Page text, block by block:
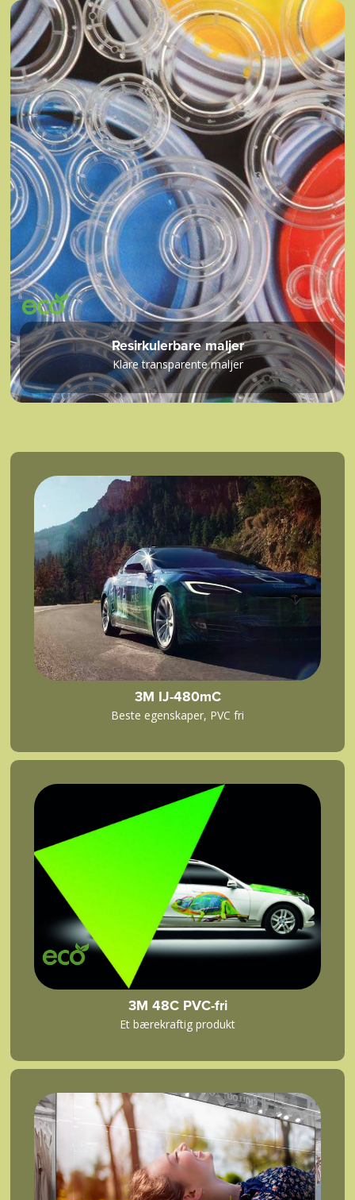
Resirkulerbare maljer
Klare transparente maljer
3M IJ-480mC
Beste egenskaper, PVC fri
3M 48C PVC-fri
Et bærekraftig produkt